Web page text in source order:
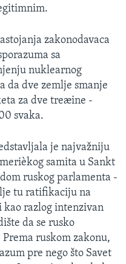
zakonodavaca
sa
nuklearnog
da dve zemlje smanje
za dve treæine -
svaka.
je najvažniju
samita u Sankt
ruskog parlamenta -
tu ratifikaciju na
kao razlog intenzivan
da se rusko
ruskom zakonu,
pre nego što Savet